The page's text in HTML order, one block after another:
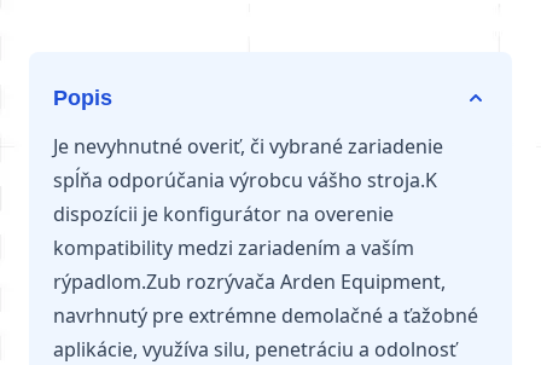
Popis
Je nevyhnutné overiť, či vybrané zariadenie
spĺňa odporúčania výrobcu vášho stroja.K
dispozícii je konfigurátor na overenie
kompatibility medzi zariadením a vaším
rýpadlom.Zub rozrývača Arden Equipment,
navrhnutý pre extrémne demolačné a ťažobné
aplikácie, využíva silu, penetráciu a odolnosť